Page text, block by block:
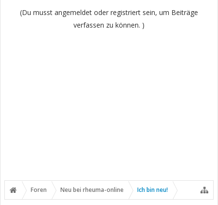
(Du musst angemeldet oder registriert sein, um Beiträge
verfassen zu können. )
Foren Neu bei rheuma-online Ich bin neu!